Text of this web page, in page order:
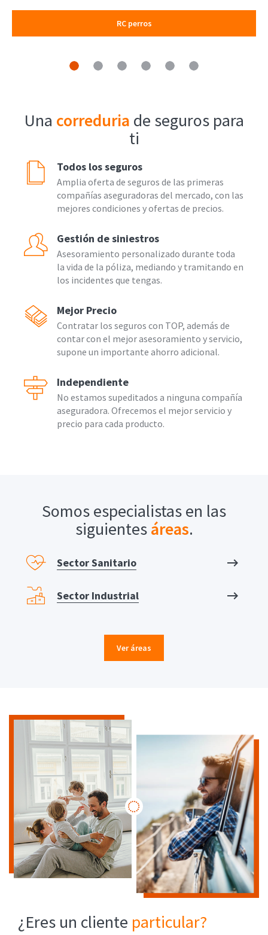
RC perros
Una correduria de seguros para
ti
Todos los seguros
Amplia oferta de seguros de las primeras
compañías aseguradoras del mercado, con las
mejores condiciones y ofertas de precios.
Gestión de siniestros
Asesoramiento personalizado durante toda
la vida de la póliza, mediando y tramitando en
los incidentes que tengas.
Mejor Precio
Contratar los seguros con TOP, además de
contar con el mejor asesoramiento y servicio,
supone un importante ahorro adicional.
Independiente
No estamos supeditados a ninguna compañía
aseguradora. Ofrecemos el mejor servicio y
precio para cada producto.
Somos especialistas en las
siguientesáreas.
Sector Sanitario
Sector Industrial
Ver áreas
¿Eres un cliente particular?